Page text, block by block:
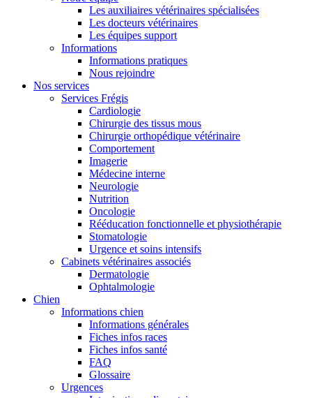
Les auxiliaires vétérinaires spécialisées
Les docteurs vétérinaires
Les équipes support
Informations
Informations pratiques
Nous rejoindre
Nos services
Services Frégis
Cardiologie
Chirurgie des tissus mous
Chirurgie orthopédique vétérinaire
Comportement
Imagerie
Médecine interne
Neurologie
Nutrition
Oncologie
Rééducation fonctionnelle et physiothérapie
Stomatologie
Urgence et soins intensifs
Cabinets vétérinaires associés
Dermatologie
Ophtalmologie
Chien
Informations chien
Informations générales
Fiches infos races
Fiches infos santé
FAQ
Glossaire
Urgences